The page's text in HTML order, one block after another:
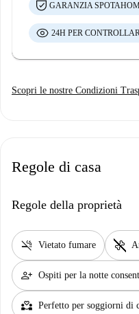
GARANZIA
24H PER
Scopri le nostre Condizioni
Regole di casa
Regole della proprietà
smoke_free Vietato fumare pet_supplies
person_add Ospiti per la notte
partner_heart Perfetto per soggiorni di